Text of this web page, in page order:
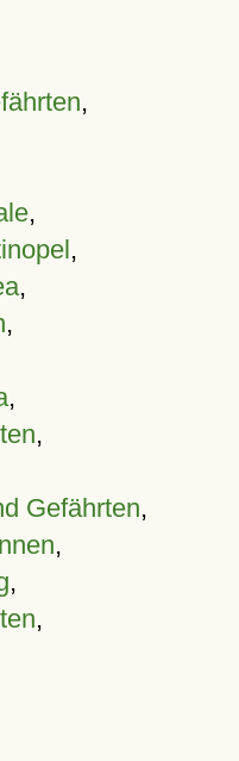
,
,
,
,
,
,
,
Gefährten,
,
,
,